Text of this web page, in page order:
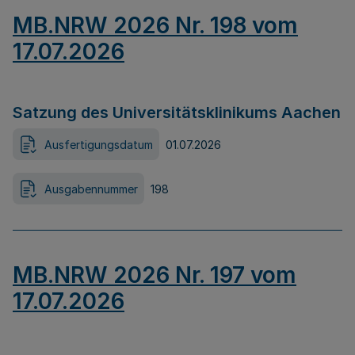
MB.NRW 2026 Nr. 198 vom
17.07.2026
Satzung des Universitätsklinikums Aachen
Ausfertigungsdatum 01.07.2026
Ausgabennummer 198
MB.NRW 2026 Nr. 197 vom
17.07.2026